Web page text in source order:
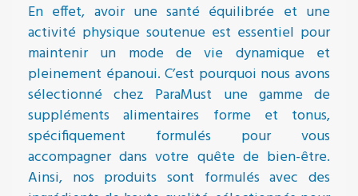
En effet, avoir une santé équilibrée et une
activité physique soutenue est essentiel pour
maintenir un mode de vie dynamique et
pleinement épanoui. C’est pourquoi nous avons
sélectionné chez ParaMust une gamme de
suppléments alimentaires forme et tonus,
spécifiquement formulés pour vous
accompagner dans votre quête de bien-être.
Ainsi, nos produits sont formulés avec des